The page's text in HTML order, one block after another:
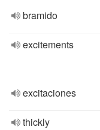
bramido
excitements
excitaciones
thickly